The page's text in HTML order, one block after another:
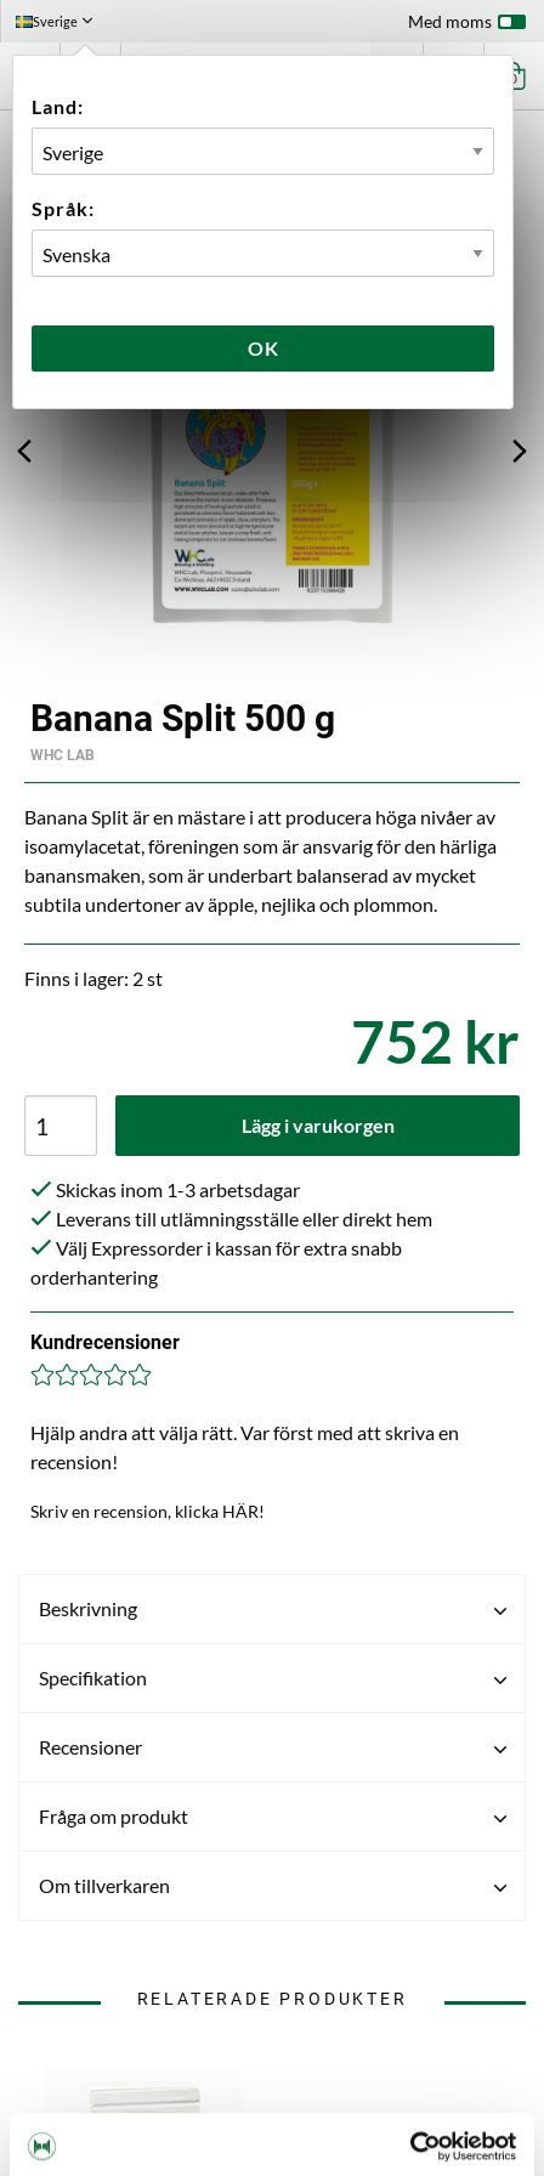
Sverige
Land:
Språk:
OK
Med moms
0
BANANA SPLIT 500 G
Banana Split 500 g
WHC LAB
Banana Split är en mästare i att producera höga nivåer av
isoamylacetat, föreningen som är ansvarig för den härliga
banansmaken, som är underbart balanserad av mycket
subtila undertoner av äpple, nejlika och plommon.
Finns i lager: 2 st
752 kr
Lägg i varukorgen
Skickas inom 1-3 arbetsdagar
Leverans till utlämningsställe eller direkt hem
Välj Expressorder i kassan för extra snabb
orderhantering
Kundrecensioner
Hjälp andra att välja rätt. Var först med att skriva en
recension!
Skriv en recension, klicka HÄR!
Beskrivning
Specifikation
Recensioner
Fråga om produkt
Om tillverkaren
RELATERADE PRODUKTER